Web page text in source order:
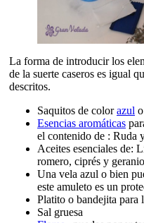
La forma de introducir los
de la suerte caseros es igual
descritos.
Saquitos de colorazul o
Esencias aromáticas
el contenido de : Ruda
Aceites esenciales de:
romero, ciprés y
Una vela azul o bien
este amuleto es un
Platito o bandejita para
Sal gruesa